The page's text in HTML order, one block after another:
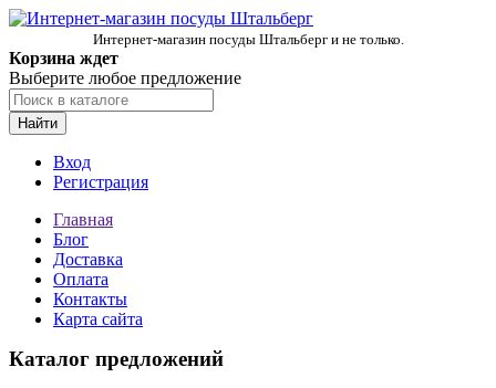
Интернет-магазин посуды Штальберг и не только.
Корзина ждет
Выберите любое предложение
Найти
Вход
Регистрация
Главная
Блог
Доставка
Оплата
Контакты
Карта сайта
Каталог предложений